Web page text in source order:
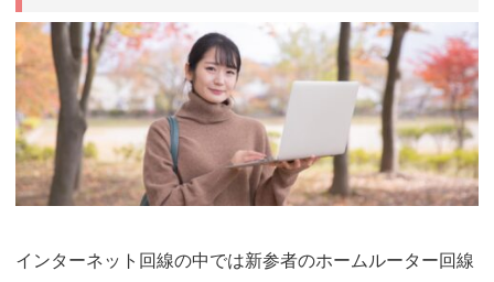
インターネット回線の中では新参者のホームルーター回線